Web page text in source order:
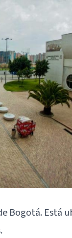
Bogotá. Está